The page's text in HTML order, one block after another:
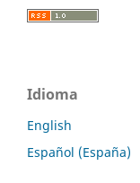
Idioma
English
Español (España)